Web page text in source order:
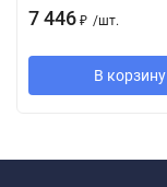
7 446 ₽ /шт.
В корзину